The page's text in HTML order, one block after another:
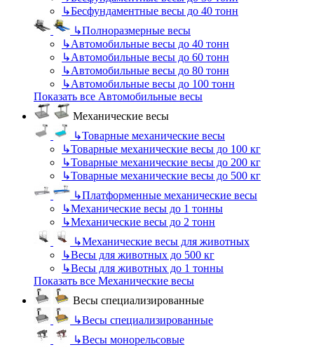
↳Бесфундаментные весы до 40 тонн
↳Полноразмерные весы
↳Автомобильные весы до 40 тонн
↳Автомобильные весы до 60 тонн
↳Автомобильные весы до 80 тонн
↳Автомобильные весы до 100 тонн
Показать все Автомобильные весы
Механические весы
↳Товарные механические весы
↳Товарные механические весы до 100 кг
↳Товарные механические весы до 200 кг
↳Товарные механические весы до 500 кг
↳Платформенные механические весы
↳Механические весы до 1 тонны
↳Механические весы до 2 тонн
↳Механические весы для животных
↳Весы для животных до 500 кг
↳Весы для животных до 1 тонны
Показать все Механические весы
Весы специализированные
↳Весы специализированные
↳Весы монорельсовые